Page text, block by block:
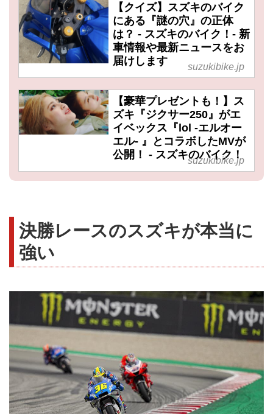
【クイズ】スズキのバイク
にある『謎の穴』の正体
は？ - スズキのバイク！- 新
車情報や最新ニュースをお
届けします
suzukibike.jp
【豪華プレゼントも！】ス
ズキ『ジクサー250』がエ
イベックス『lol -エルオー
エル- 』とコラボしたMVが
公開！ - スズキのバイク！
suzukibike.jp
決勝レースのスズキが本当に
強い